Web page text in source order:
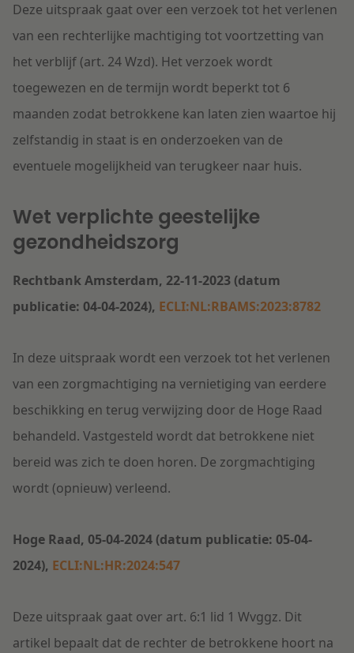
Deze uitspraak gaat over een verzoek tot het verlenen
van een rechterlijke machtiging tot voortzetting van
het verblijf (art. 24 Wzd). Het verzoek wordt
toegewezen en de termijn wordt beperkt tot 6
maanden zodat betrokkene kan laten zien waartoe hij
zelfstandig in staat is en onderzoeken van de
eventuele mogelijkheid van terugkeer naar huis.
Wet verplichte geestelijke
gezondheidszorg
Rechtbank Amsterdam, 22-11-2023 (datum
publicatie: 04-04-2024), ECLI:NL:RBAMS:2023:8782
In deze uitspraak wordt een verzoek tot het verlenen
van een zorgmachtiging na vernietiging van eerdere
beschikking en terug verwijzing door de Hoge Raad
behandeld. Vastgesteld wordt dat betrokkene niet
bereid was zich te doen horen. De zorgmachtiging
wordt (opnieuw) verleend.
Hoge Raad, 05-04-2024 (datum publicatie: 05-04-
2024), ECLI:NL:HR:2024:547
Deze uitspraak gaat over art. 6:1 lid 1 Wvggz. Dit
artikel bepaalt dat de rechter de betrokkene hoort na